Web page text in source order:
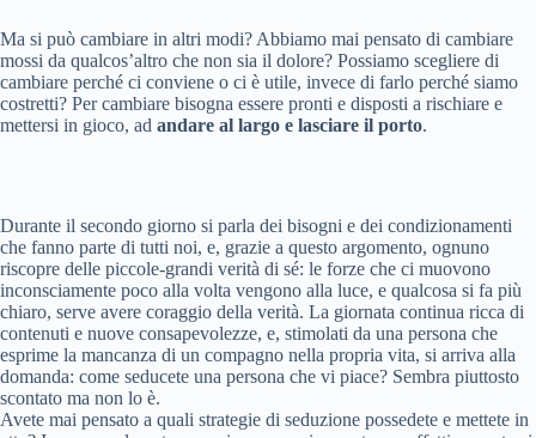
Ma si può cambiare in altri modi? Abbiamo mai pensato di cambiare
mossi da qualcos’altro che non sia il dolore? Possiamo scegliere di
cambiare perché ci conviene o ci è utile, invece di farlo perché siamo
costretti? Per cambiare bisogna essere pronti e disposti a rischiare e
mettersi in gioco, ad andare al largo e lasciare il porto.
Durante il secondo giorno si parla dei bisogni e dei condizionamenti
che fanno parte di tutti noi, e, grazie a questo argomento, ognuno
riscopre delle piccole-grandi verità di sé: le forze che ci muovono
inconsciamente poco alla volta vengono alla luce, e qualcosa si fa più
chiaro, serve avere coraggio della verità. La giornata continua ricca di
contenuti e nuove consapevolezze, e, stimolati da una persona che
esprime la mancanza di un compagno nella propria vita, si arriva alla
domanda: come seducete una persona che vi piace? Sembra piuttosto
scontato ma non lo è.
Avete mai pensato a quali strategie di seduzione possedete e mettete in